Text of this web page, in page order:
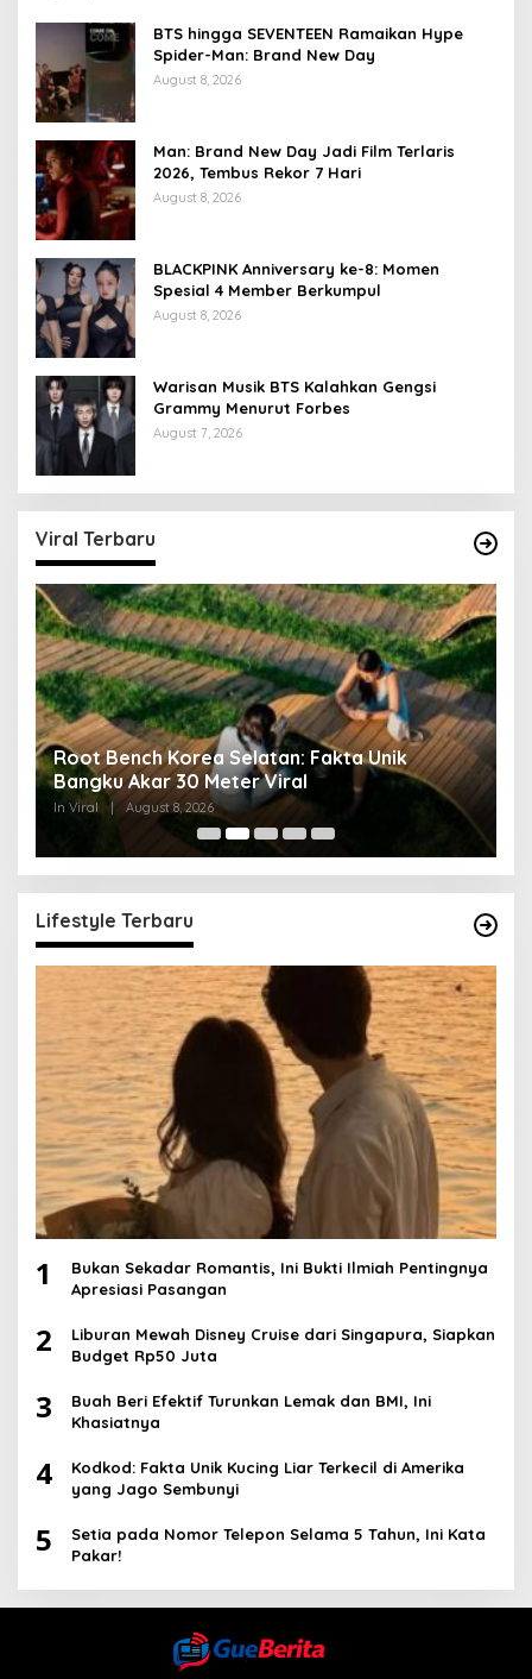
BTS hingga SEVENTEEN Ramaikan Hype
Spider-Man: Brand New Day
August 8, 2026
Man: Brand New Day Jadi Film Terlaris
2026, Tembus Rekor 7 Hari
August 8, 2026
BLACKPINK Anniversary ke-8: Momen
Spesial 4 Member Berkumpul
August 8, 2026
Warisan Musik BTS Kalahkan Gengsi
Grammy Menurut Forbes
August 7, 2026
Viral Terbaru
Root Bench Korea Selatan: Fakta Unik
Bangku Akar 30 Meter Viral
In Viral | August 8, 2026
Lifestyle Terbaru
1
Bukan Sekadar Romantis, Ini Bukti Ilmiah Pentingnya
Apresiasi Pasangan
2
Liburan Mewah Disney Cruise dari Singapura, Siapkan
Budget Rp50 Juta
3
Buah Beri Efektif Turunkan Lemak dan BMI, Ini
Khasiatnya
4
Kodkod: Fakta Unik Kucing Liar Terkecil di Amerika
yang Jago Sembunyi
5
Setia pada Nomor Telepon Selama 5 Tahun, Ini Kata
Pakar!